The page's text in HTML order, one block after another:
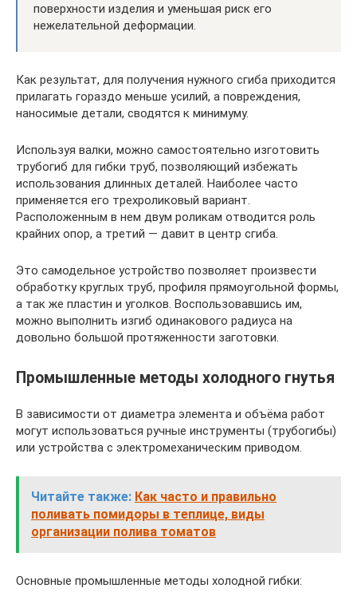
поверхности изделия и уменьшая риск его
нежелательной деформации.
Как результат, для получения нужного сгиба приходится
прилагать гораздо меньше усилий, а повреждения,
наносимые детали, сводятся к минимуму.
Используя валки, можно самостоятельно изготовить
трубогиб для гибки труб, позволяющий избежать
использования длинных деталей. Наиболее часто
применяется его трехроликовый вариант.
Расположенным в нем двум роликам отводится роль
крайних опор, а третий — давит в центр сгиба.
Это самодельное устройство позволяет произвести
обработку круглых труб, профиля прямоугольной формы,
а так же пластин и уголков. Воспользовавшись им,
можно выполнить изгиб одинакового радиуса на
довольно большой протяженности заготовки.
Промышленные методы холодного гнутья
В зависимости от диаметра элемента и объёма работ
могут использоваться ручные инструменты (трубогибы)
или устройства с электромеханическим приводом.
Читайте также: Как часто и правильно
поливать помидоры в теплице, виды
организации полива томатов
Основные промышленные методы холодной гибки: